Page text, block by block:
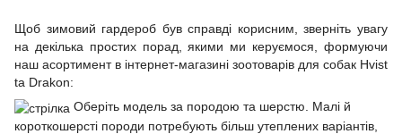
Щоб зимовий гардероб був справді корисним, зверніть увагу
на декілька простих порад, якими ми керуємося, формуючи
наш асортимент в інтернет-магазині зоотоварів для собак Hvist
ta Drakon:
Оберіть модель за породою та шерстю. Малі й
короткошерсті породи потребують більш утеплених варіантів,